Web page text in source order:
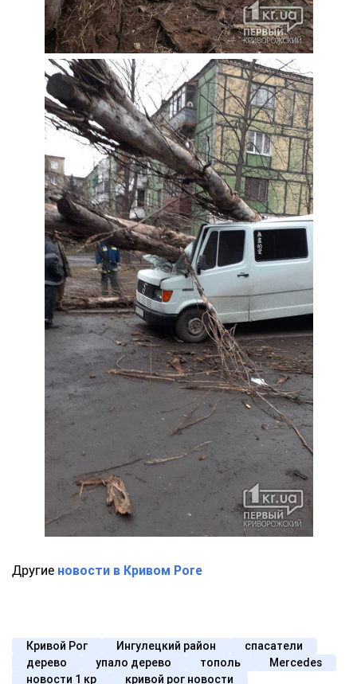
Другие новости в Кривом Роге
Кривой Рог Ингулецкий район
спасатели
дерево
упало дерево тополь
Mercedes
новости 1 кр
кривой рог новости